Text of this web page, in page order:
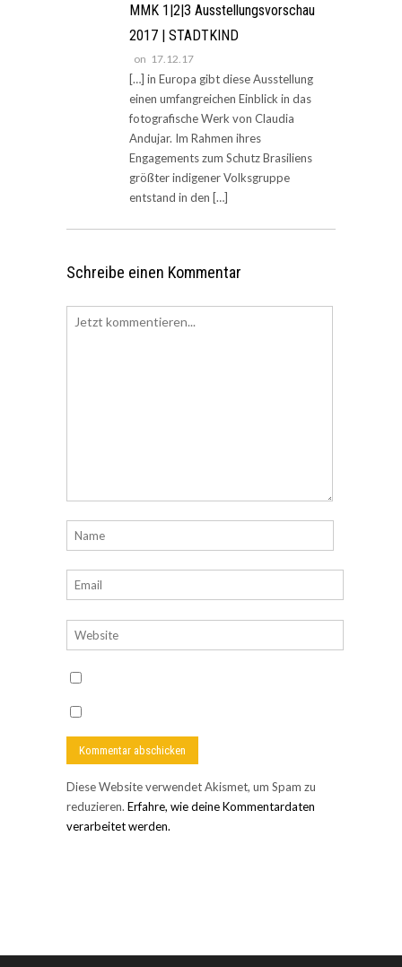
MMK 1|2|3 Ausstellungsvorschau
2017 | STADTKIND
on 17.12.17
[…] in Europa gibt diese Ausstellung
einen umfangreichen Einblick in das
fotografische Werk von Claudia
Andujar. Im Rahmen ihres
Engagements zum Schutz Brasiliens
größter indigener Volksgruppe
entstand in den […]
Schreibe einen Kommentar
Diese Website verwendet Akismet, um Spam zu
reduzieren. Erfahre, wie deine Kommentardaten
verarbeitet werden.